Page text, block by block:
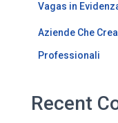
Vagas in
Aziende Che
Professionali
Recent